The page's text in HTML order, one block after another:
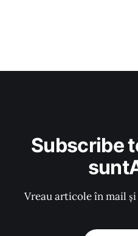
Subscribe
Vreau articole în mail